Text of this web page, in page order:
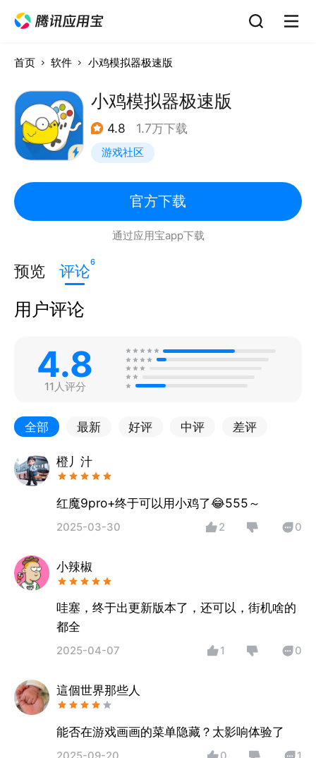
首页 软件 小鸡模拟器极速版
小鸡模拟器极速版
4.8 1.7万下载
游戏社区
官方下载
通过应用宝app下载
预览 评论6
用户评论
4.8
11人评分
全部 最新 好评 中评 差评
橙丿汁
红魔9pro+终于可以用小鸡了😂555～
2025-03-30 2 0
小辣椒
哇塞，终于出更新版本了，还可以，街机啥的
都全
2025-04-07 1 0
這個世界那些人
能否在游戏画画的菜单隐藏？太影响体验了